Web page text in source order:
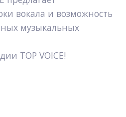
вокала и возможность
музыкальных
TOP VOICE!